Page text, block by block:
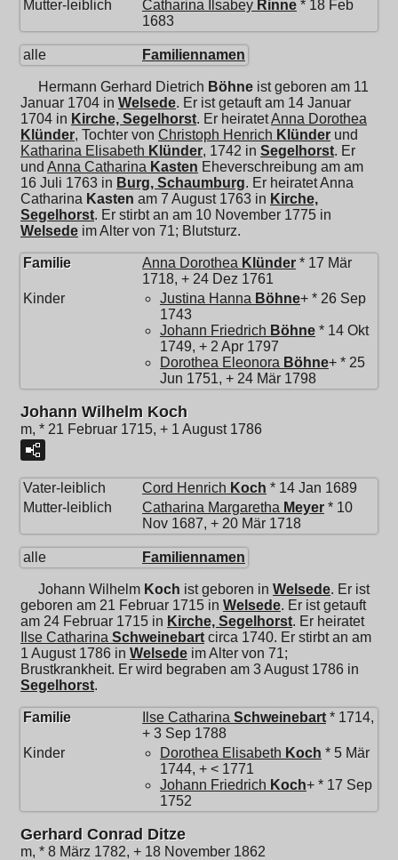
Mutter-leiblich Catharina Ilsabey Rinne * 18 Feb
1683
alle Familiennamen
Hermann Gerhard Dietrich Böhne ist geboren am 11
Januar 1704 in Welsede. Er ist getauft am 14 Januar
1704 in Kirche, Segelhorst. Er heiratetAnna Dorothea
Klünder, Tochter von Christoph Henrich Klünder und
Katharina Elisabeth Klünder, 1742 in Segelhorst. Er
und Anna Catharina Kasten Eheverschreibung am am
16 Juli 1763 in Burg, Schaumburg. Er heiratetAnna
Catharina Kasten am 7 August 1763 in Kirche,
Segelhorst. Er stirbt an am 10 November 1775 in
Welsede im Alter von 71; Blutsturz.
Familie Anna Dorothea Klünder * 17 Mär
1718, + 24 Dez 1761
Kinder
Justina Hanna Böhne+ * 26 Sep
1743
Johann Friedrich Böhne * 14 Okt
1749, + 2 Apr 1797
Dorothea Eleonora Böhne+ * 25
Jun 1751, + 24 Mär 1798
Johann Wilhelm Koch
m, * 21 Februar 1715, + 1 August 1786
Vater-leiblich Cord Henrich Koch * 14 Jan 1689
Mutter-leiblich
Catharina Margaretha Meyer * 10
Nov 1687, + 20 Mär 1718
alle Familiennamen
Johann Wilhelm Koch ist geboren in Welsede. Er ist
geboren am 21 Februar 1715 in Welsede. Er ist getauft
am 24 Februar 1715 in Kirche, Segelhorst. Er heiratet
Ilse Catharina Schweinebart circa 1740. Er stirbt an am
1 August 1786 in Welsede im Alter von 71;
Brustkrankheit. Er wird begraben am 3 August 1786 in
Segelhorst.
Familie Ilse Catharina Schweinebart * 1714,
+ 3 Sep 1788
Kinder
Dorothea Elisabeth Koch * 5 Mär
1744, + < 1771
Johann Friedrich Koch+ * 17 Sep
1752
Gerhard Conrad Ditze
m, * 8 März 1782, + 18 November 1862